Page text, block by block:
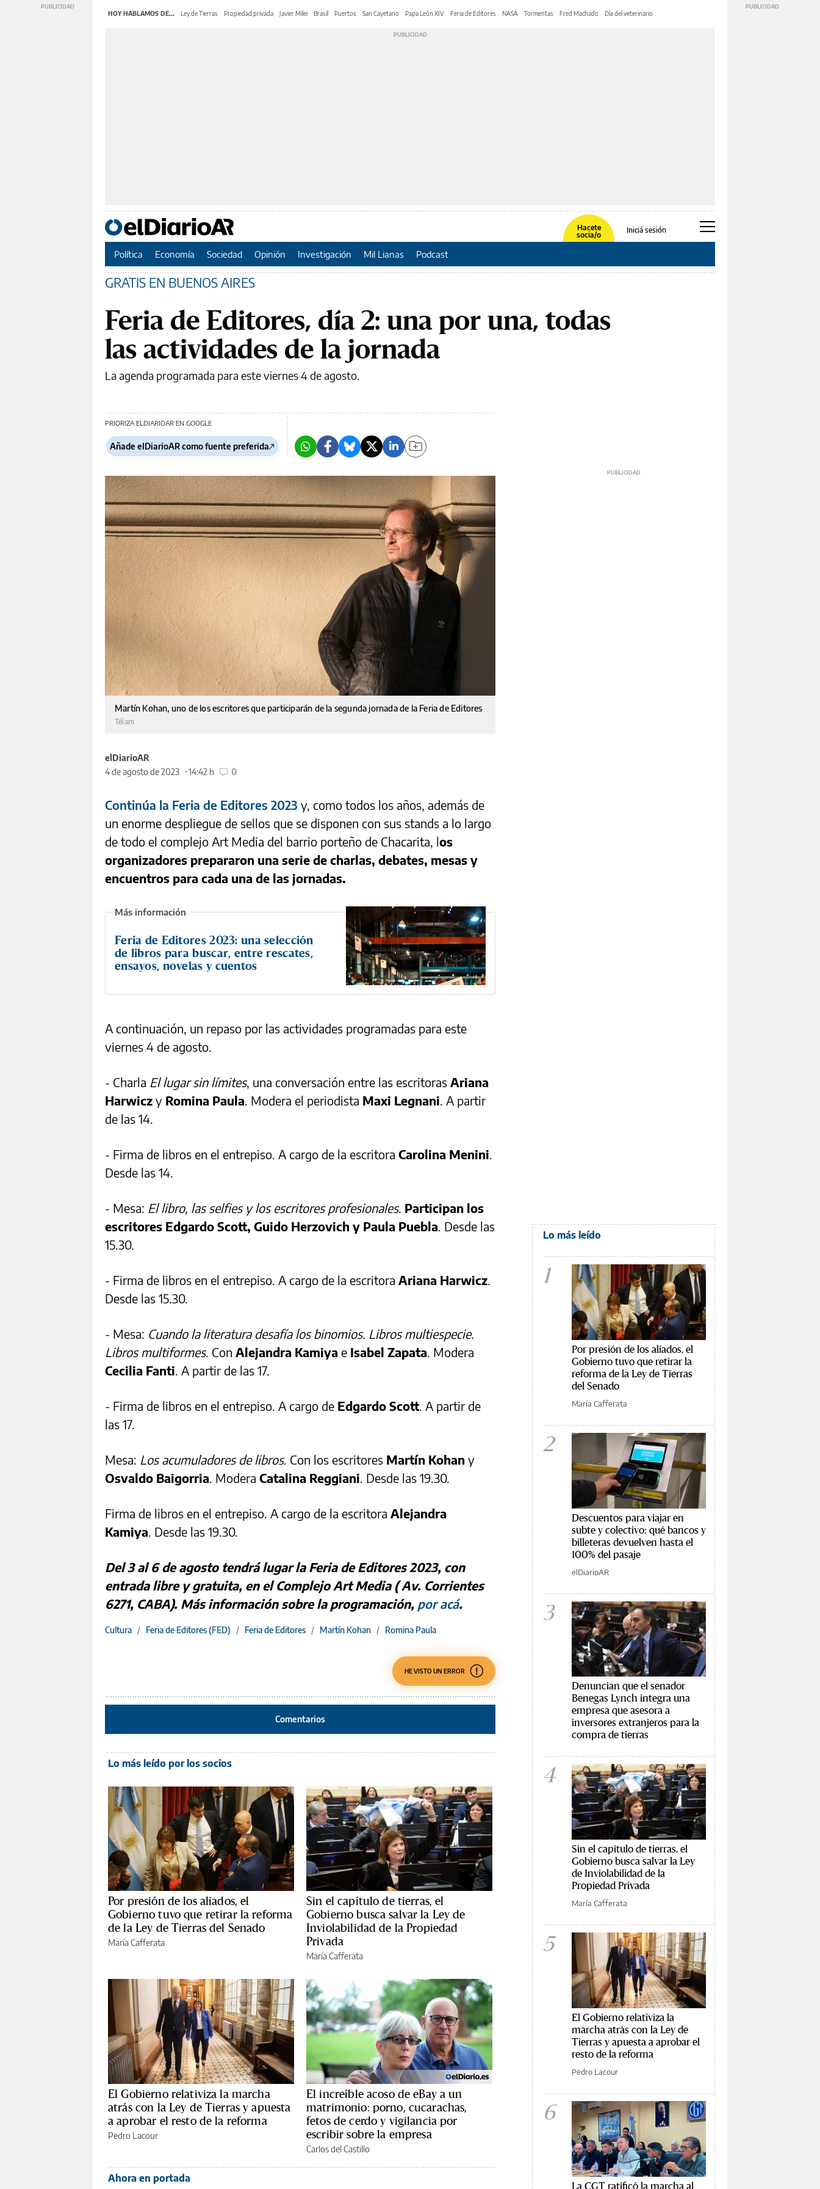
HOY HABLAMOS DE... Ley de Tierras Propiedad privada Javier Milei Brasil Puertos San Cayetano Papa León XIV Feria de Editores NASA Tormentas Fred Machado Día del veterinario
Hacete
socia/o
Iniciá sesión
Política Economía Sociedad Opinión Investigación Mil Lianas Podcast
GRATIS EN BUENOS AIRES
Feria de Editores, día 2: una por una, todas
las actividades de la jornada
La agenda programada para este viernes 4 de agosto.
PRIORIZA ELDIARIOAR EN GOOGLE
Añade elDiarioAR como fuente preferida
Martín Kohan, uno de los escritores que participarán de la segunda jornada de la Feria de Editores
Télam
elDiarioAR
4 de agosto de 2023
14:42 h 0
Continúa la Feria de Editores 2023 y, como todos los años, además de
un enorme despliegue de sellos que se disponen con sus stands a lo largo
de todo el complejo Art Media del barrio porteño de Chacarita, los
organizadores prepararon una serie de charlas, debates, mesas y
encuentros para cada una de las jornadas.
Feria de Editores 2023: una selección
de libros para buscar, entre rescates,
ensayos, novelas y cuentos
A continuación, un repaso por las actividades programadas para este
viernes 4 de agosto.
- Charla El lugar sin límites, una conversación entre las escritoras Ariana
Harwicz y Romina Paula. Modera el periodista Maxi Legnani. A partir
de las 14.
- Firma de libros en el entrepiso. A cargo de la escritora Carolina Menini.
Desde las 14.
- Mesa: El libro, las selfies y los escritores profesionales. Participan los
escritores Edgardo Scott, Guido Herzovich y Paula Puebla. Desde las
15.30.
- Firma de libros en el entrepiso. A cargo de la escritora Ariana Harwicz.
Desde las 15.30.
- Mesa: Cuando la literatura desafía los binomios. Libros multiespecie.
Libros multiformes. Con Alejandra Kamiya e Isabel Zapata. Modera
Cecilia Fanti. A partir de las 17.
- Firma de libros en el entrepiso. A cargo de Edgardo Scott. A partir de
las 17.
Mesa: Los acumuladores de libros. Con los escritores Martín Kohan y
Osvaldo Baigorria. Modera Catalina Reggiani. Desde las 19.30.
Firma de libros en el entrepiso. A cargo de la escritora Alejandra
Kamiya. Desde las 19.30.
Del 3 al 6 de agosto tendrá lugar la Feria de Editores 2023, con
entrada libre y gratuita, en el Complejo Art Media ( Av. Corrientes
6271, CABA). Más información sobre la programación, por acá.
Cultura / Feria de Editores (FED) / Feria de Editores / Martín Kohan / Romina Paula
HE VISTO UN ERROR
Comentarios
Lo más leído por los socios
Por presión de los aliados, el
Gobierno tuvo que retirar la reforma
de la Ley de Tierras del Senado
María Cafferata
Sin el capítulo de tierras, el
Gobierno busca salvar la Ley de
Inviolabilidad de la Propiedad
Privada
María Cafferata
El Gobierno relativiza la marcha
atrás con la Ley de Tierras y apuesta
a aprobar el resto de la reforma
Pedro Lacour
El increíble acoso de eBay a un
matrimonio: porno, cucarachas,
fetos de cerdo y vigilancia por
escribir sobre la empresa
Carlos del Castillo
Ahora en portada
Lo más leído
1
Por presión de los aliados, el
Gobierno tuvo que retirar la
reforma de la Ley de Tierras
del Senado
María Cafferata
2
Descuentos para viajar en
subte y colectivo: qué bancos y
billeteras devuelven hasta el
100% del pasaje
elDiarioAR
3
Denuncian que el senador
Benegas Lynch integra una
empresa que asesora a
inversores extranjeros para la
compra de tierras
4
Sin el capítulo de tierras, el
Gobierno busca salvar la Ley
de Inviolabilidad de la
Propiedad Privada
María Cafferata
5
El Gobierno relativiza la
marcha atrás con la Ley de
Tierras y apuesta a aprobar el
resto de la reforma
Pedro Lacour
6
La CGT ratificó la marcha al